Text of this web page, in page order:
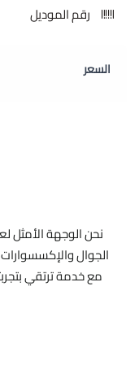
رقم الموديل
السعر
نحن الوجهة الأمثل
الجوال والإكسسوارات
مع خدمة ترتقي